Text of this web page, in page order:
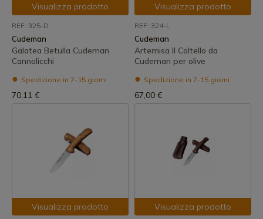
Visualizza prodotto
REF: 325-D
Cudeman
Galatea Betulla Cudeman
Cannolicchi
Spedizione in 7-15 giorni
70,11 €
Visualizza prodotto
REF: 324-L
Cudeman
Artemisa II Coltello da
Cudeman per olive
Spedizione in 7-15 giorni
67,00 €
Visualizza prodotto Visualizza prodotto